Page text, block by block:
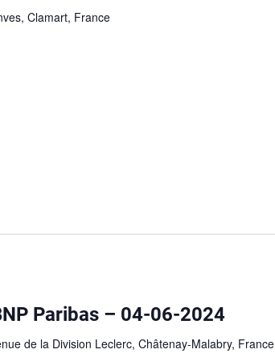
Clamart, France
Paribas – 04-06-2024
de la Division Leclerc, Châtenay-Malabry, France